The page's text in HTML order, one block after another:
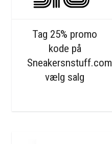
Tag 25% promo
kode på
Sneakersnstuff.com
vælg salg